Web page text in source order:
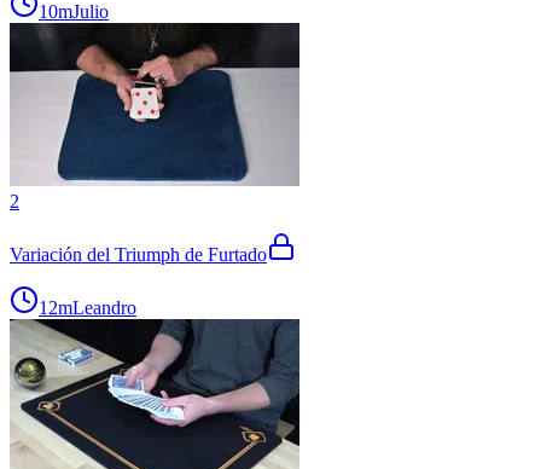
10mJulio
2
Variación del Triumph de Furtado
12mLeandro